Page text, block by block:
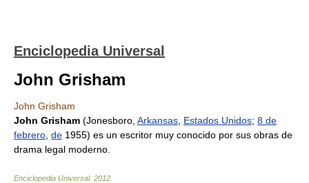
Enciclopedia Universal
John Grisham
John Grisham
John Grisham (Jonesboro, Arkansas Estados Unidos; 8 de
febrero de 1955) es un escritor muy conocido por sus obras de
drama legal moderno.
Enciclopedia Universal. 2012